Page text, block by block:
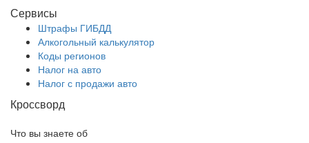
Сервисы
Штрафы ГИБДД
Алкогольный калькулятор
Коды регионов
Налог на авто
Налог с продажи авто
Кроссворд
Что вы знаете об